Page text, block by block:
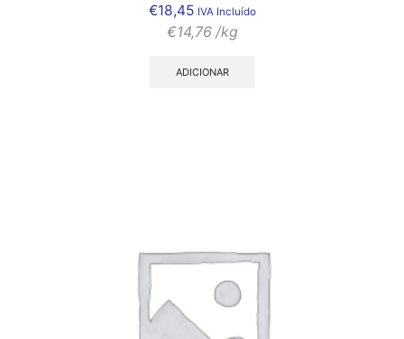
€18,45 IVA Incluído
€14,76 /kg
ADICIONAR